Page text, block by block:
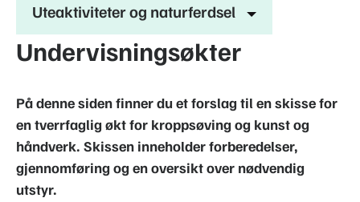
Uteaktiviteter og naturferdsel
Undervisningsøkter
På denne siden finner du et forslag til en skisse for
en tverrfaglig økt for kroppsøving og kunst og
håndverk. Skissen inneholder forberedelser,
gjennomføring og en oversikt over nødvendig
utstyr.